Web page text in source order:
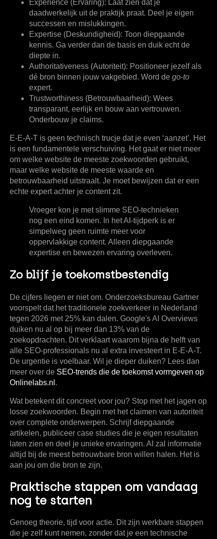
Experience (Ervaring): Laat zien dat je
daadwerkelijk uit de praktijk praat. Deel je eigen
successen en mislukkingen.
Expertise (Deskundigheid): Toon diepgaande
kennis. Ga verder dan de basis en duik echt de
diepte in.
Authoritativeness (Autoriteit): Positioneer jezelf als
dé bron binnen jouw vakgebied. Word de go-to
expert.
Trustworthiness (Betrouwbaarheid): Wees
transparant, eerlijk en bouw aan vertrouwen.
Onderbouw je claims.
E-E-A-T is geen technisch trucje dat je even ‘aanzet’. Het
is een fundamentele verschuiving. Het gaat er niet meer
om welke website de meeste zoekwoorden gebruikt,
maar welke website de meeste waarde en
betrouwbaarheid uitstraalt. Je moet bewijzen dat er een
echte expert achter je content zit.
Vroeger kon je met slimme SEO-technieken
nog een eind komen. In het AI-tijdperk is er
simpelweg geen ruimte meer voor
oppervlakkige content. Alleen diepgaande
expertise en bewezen ervaring overleven.
Zo blijf je toekomstbestendig
De cijfers liegen er niet om. Onderzoeksbureau Gartner
voorspelt dat het traditionele zoekverkeer in Nederland
tegen 2026 met25% kan dalen. Google's AI Overviews
duiken nu al op bij meer dan 13% van de
zoekopdrachten. Dit verklaart waarom bijna de helft van
alle SEO-professionals nu al extra investeert in E-E-A-T.
De urgentie is voelbaar. Wil je dieper duiken? Lees dan
meer over de SEO-trends die de toekomst vormgeven op
Onlinelabs.nl .
Wat betekent dit concreet voor jou? Stop met het jagen op
losse zoekwoorden. Begin met het claimen van autoriteit
over complete onderwerpen. Schrijf diepgaande
artikelen, publiceer case studies die je eigen resultaten
laten zien en deel je unieke ervaringen. AI zal informatie
altijd bij de meest betrouwbare bron willen halen. Het is
aan jou om die bron te zijn.
Praktische stappen om vandaag
nog te starten
Genoeg theorie, tijd voor actie. Dit zijn werkbare stappen
die je zelf kunt nemen, zonder dat je een technische